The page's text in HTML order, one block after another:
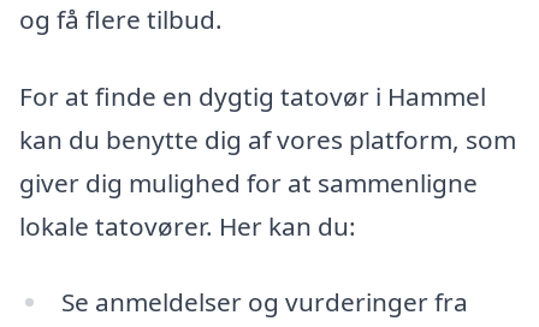
og få flere tilbud.
For at finde en dygtig tatovør i Hammel
kan du benytte dig af vores platform, som
giver dig mulighed for at sammenligne
lokale tatovører. Her kan du:
Se anmeldelser og vurderinger fra